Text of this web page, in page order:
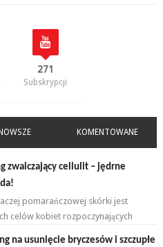
271
Subskrypcji
KOMENTOWANE
zwalczający cellulit – jędrne
pomarańczowej skórki jest
celów kobiet rozpoczynających
na usunięcie bryczesów i szczupłe